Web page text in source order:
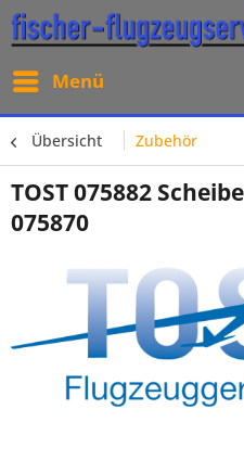
Menü
Übersicht Zubehör
TOST 075882
075870